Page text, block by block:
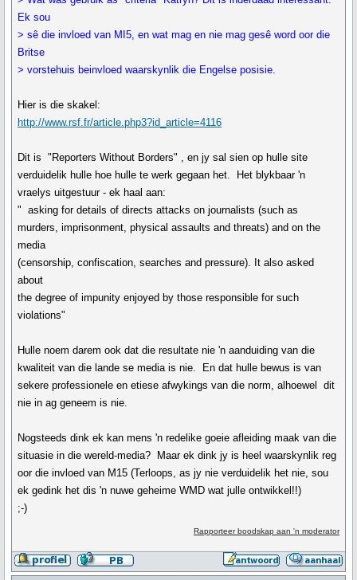
Ek sou
> sê die invloed van MI5, en wat mag en nie mag gesê word oor die
Britse
> vorstehuis beinvloed waarskynlik die Engelse posisie.
Hier is die skakel:
http://www.rsf.fr/article.php3?id_article=4116
Dit is "Reporters Without Borders" , en jy sal sien op hulle site
verduidelik hulle hoe hulle te werk gegaan het. Het blykbaar 'n
vraelys uitgestuur - ek haal aan:
" asking for details of directs attacks on journalists (such as
murders, imprisonment, physical assaults and threats) and on the
media
(censorship, confiscation, searches and pressure). It also asked
about
the degree of impunity enjoyed by those responsible for such
violations"
Hulle noem darem ook dat die resultate nie 'n aanduiding van die
kwaliteit van die lande se media is nie. En dat hulle bewus is van
sekere professionele en etiese afwykings van die norm, alhoewel dit
nie in ag geneem is nie.
Nogsteeds dink ek kan mens 'n redelike goeie afleiding maak van die
situasie in die wereld-media? Maar ek dink jy is heel waarskynlik reg
oor die invloed van M15 (Terloops, as jy nie verduidelik het nie, sou
ek gedink het dis 'n nuwe geheime WMD wat julle ontwikkel!!)
;-)
Rapporteer boodskap aan 'n moderator